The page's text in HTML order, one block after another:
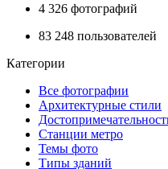
4 326 фотографий
83 248 пользователей
Категории
Все фотографии
Архитектурные стили
Станции метро
Темы фото
Типы зданий